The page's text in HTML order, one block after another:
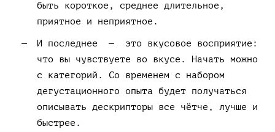
быть короткое, среднее длительное,
приятное и неприятное.
И последнее — это вкусовое восприятие:
что вы чувствуете во вкусе. Начать можно
с категорий. Со временем с набором
дегустационного опыта будет получаться
описывать дескрипторы все чётче, лучше и
быстрее.